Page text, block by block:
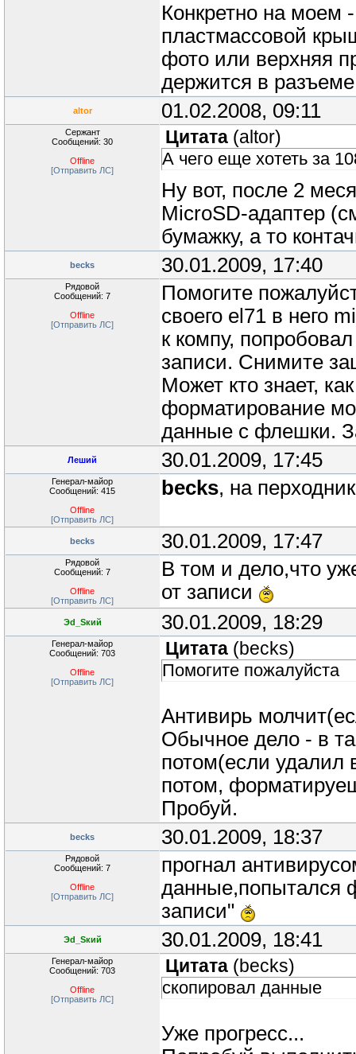
Конкретно на моем
пластмассовой
фото или верхняя
держится в
altor 01.02.2008, 09:11
Сержант
Сообщений: 30
Offline
[Отправить ЛС]
Цитата (altor)
А чего еще хотеть за
Ну вот, после 2
MicroSD-адаптер
бумажку, а то
becks 30.01.2009, 17:40
Рядовой
Сообщений: 7
Offline
[Отправить ЛС]
Помогите
своего el71 в него
к компу,
записи. Снимите
Может кто знает,
форматирование
данные с флешки.
Леший 30.01.2009, 17:45
Генерал-майор
Сообщений: 415
Offline
[Отправить ЛС]
becks, на
becks 30.01.2009, 17:47
Рядовой
Сообщений: 7
Offline
[Отправить ЛС]
В том и дело,что
от записи
Эd_Sкий 30.01.2009, 18:29
Генерал-майор
Сообщений: 703
Offline
[Отправить ЛС]
Цитата (becks)
Помогите пожалуйста
Антивирь
Обычное дело - в
потом(если удалил
потом,
Пробуй.
becks 30.01.2009, 18:37
Рядовой
Сообщений: 7
Offline
[Отправить ЛС]
прогнал
данные,попытался
записи"
Эd_Sкий 30.01.2009, 18:41
Генерал-майор
Сообщений: 703
Offline
[Отправить ЛС]
Цитата (becks)
скопировал данные
Уже прогресс...